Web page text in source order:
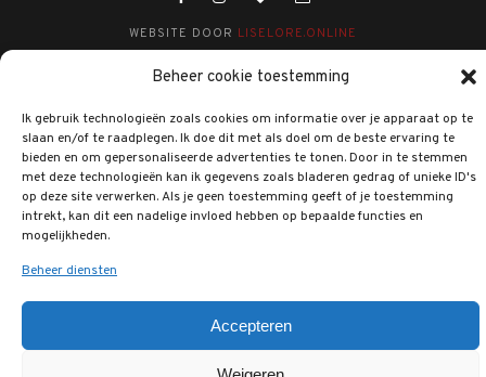
Beheer cookie toestemming
Ik gebruik technologieën zoals cookies om informatie over je apparaat op te
slaan en/of te raadplegen. Ik doe dit met als doel om de beste ervaring te
bieden en om gepersonaliseerde advertenties te tonen. Door in te stemmen
met deze technologieën kan ik gegevens zoals bladeren gedrag of unieke ID's
op deze site verwerken. Als je geen toestemming geeft of je toestemming
intrekt, kan dit een nadelige invloed hebben op bepaalde functies en
mogelijkheden.
Beheer diensten
Accepteren
WEBSITE DOOR LISELORE.ONLINE